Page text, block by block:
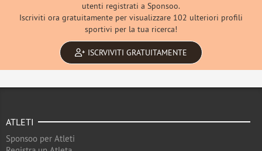
utenti registrati a Sponsoo.
Iscriviti ora gratuitamente per visualizzare 102 ulteriori profili
sportivi per la tua ricerca!
ISCRVIVITI GRATUITAMENTE
ATLETI
Sponsoo per Atleti